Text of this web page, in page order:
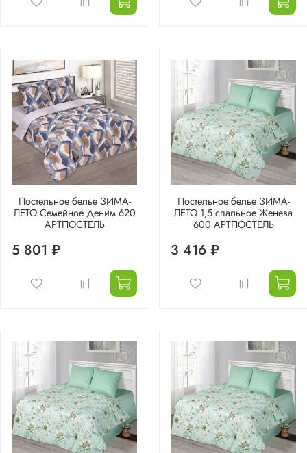
Постельное белье ЗИМА-
ЛЕТО Семейное Деним 620
АРТПОСТЕЛЬ
5 801 ₽
Постельное белье ЗИМА-
ЛЕТО 1,5 спальное Женева
600 АРТПОСТЕЛЬ
3 416 ₽